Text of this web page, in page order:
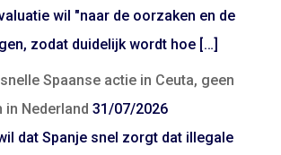
wil "naar de oorzaken en de
zodat duidelijk wordt hoe […]
Spaanse actie in Ceuta, geen
in Nederland 31/07/2026
dat Spanje snel zorgt dat illegale